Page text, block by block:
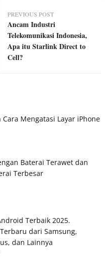
PREVIOUS POST
Ancam Industri
Telekomunikasi Indonesia,
Apa itu Starlink Direct to
Cell?
Cara Mengatasi Layar iPhone
Baterai Terawet dan
Terbesar
Terbaik 2025.
dari Samsung,
dan Lainnya